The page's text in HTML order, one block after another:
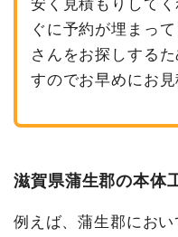
安く見積もりして
ぐに予約が埋まっ
さんをお探しする
すのでお早めにお見
滋賀県蒲生郡の本体
例えば、蒲生郡にお